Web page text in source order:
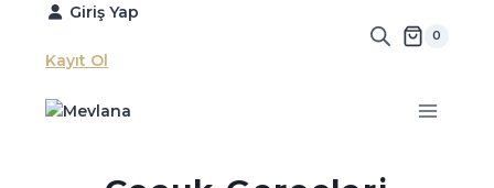
content
Giriş Yap
Kayıt Ol
0